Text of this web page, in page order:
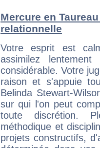
Mercure en
relationnelle
Votre esprit est
assimilez
considérable. Votre
raison et s'appuie
Belinda Stewart-
sur qui l'on peut
toute discrétion.
méthodique et
projets constructifs,